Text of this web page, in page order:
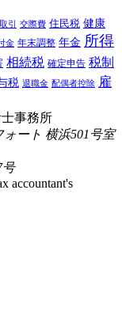
引 交際費 住民税 健康
金 年末調整 年金 所得
相続税 確定申告 税制
税 退職金 配偶者控除 雇
事務所
ォート 横浜501号室
号
accountant's